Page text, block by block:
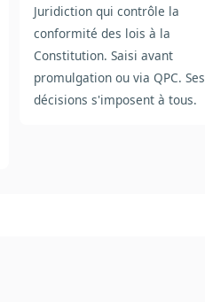
Juridiction qui contrôle la
conformité des lois à la
Constitution. Saisi avant
promulgation ou via QPC. Ses
décisions s'imposent à tous.